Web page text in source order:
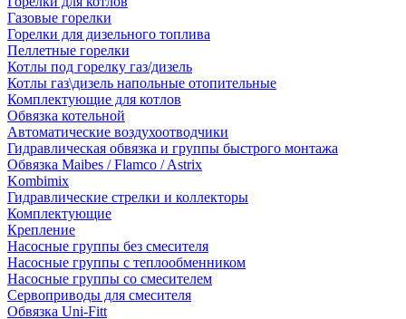
Газовые горелки
Горелки для дизельного топлива
Пеллетные горелки
Котлы под горелку газ/дизель
Котлы газ\дизель напольные отопительные
Комплектующие для котлов
Обвязка котельной
Автоматические воздухоотводчики
Гидравлическая обвязка и группы быстрого монтажа
Обвязка Maibes / Flamco / Astrix
Kombimix
Гидравлические стрелки и коллекторы
Комплектующие
Крепление
Насосные группы без смесителя
Насосные группы с теплообменником
Насосные группы со смесителем
Сервоприводы для смесителя
Обвязка Uni-Fitt